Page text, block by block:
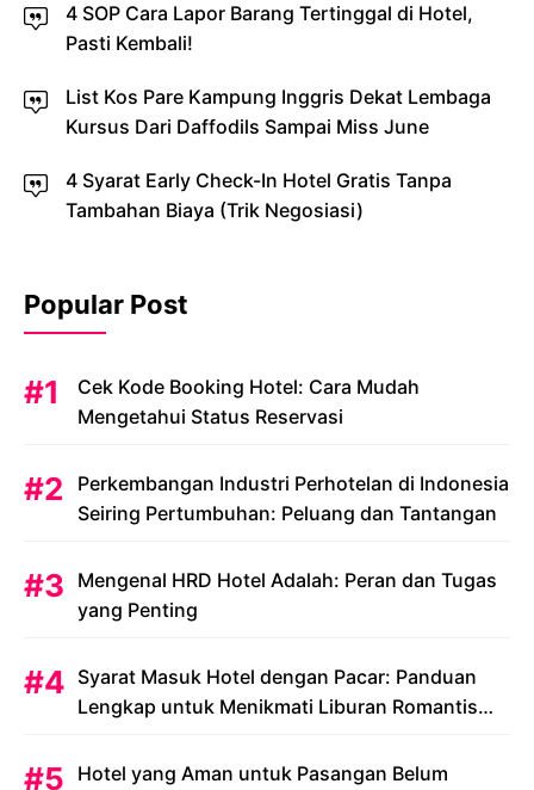
4 SOP Cara Lapor Barang Tertinggal di Hotel,
Pasti Kembali!
List Kos Pare Kampung Inggris Dekat Lembaga
Kursus Dari Daffodils Sampai Miss June
4 Syarat Early Check-In Hotel Gratis Tanpa
Tambahan Biaya (Trik Negosiasi)
Popular Post
Cek Kode Booking Hotel: Cara Mudah
Mengetahui Status Reservasi
Perkembangan Industri Perhotelan di Indonesia
Seiring Pertumbuhan: Peluang dan Tantangan
Mengenal HRD Hotel Adalah: Peran dan Tugas
yang Penting
Syarat Masuk Hotel dengan Pacar: Panduan
Lengkap untuk Menikmati Liburan Romantis
Hotel yang Aman untuk Pasangan Belum